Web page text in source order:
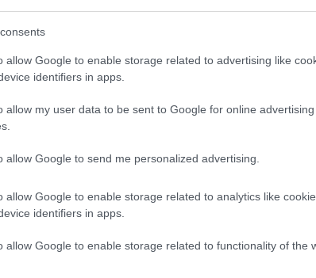
allow Google to enable storage related to advertising like
identifiers in apps.
allow my user data to be sent to Google for online advertising
allow Google to send me personalized advertising.
allow Google to enable storage related to analytics like
identifiers in apps.
allow Google to enable storage related to functionality of the
áprilisi mennyiséget évesítjük, az 2,97 millió tonna, ami
- San Ciprian kohó), amelyik leállított a
mellett üzemelniük.
idén. Az áprilisi 333 ezer tonnás kibocsátás 2,4
is vannak, legnagyobb közülük pedig a Rusal.
Államok, sem az Európai Unió